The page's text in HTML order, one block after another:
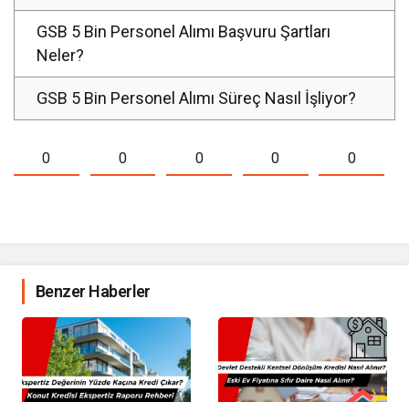
GSB 5 Bin Personel Alımı Başvuru Şartları
Neler?
GSB 5 Bin Personel Alımı Süreç Nasıl İşliyor?
0 0 0 0 0
Benzer Haberler